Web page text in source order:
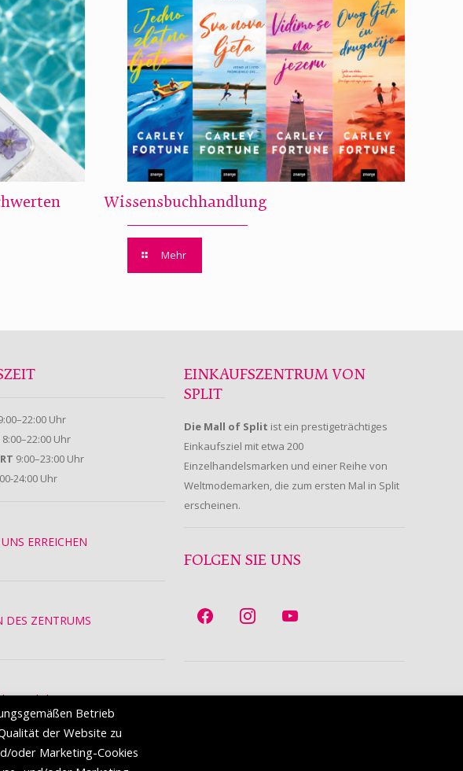
Wissensbuchhandlung
Mehr
Uhr
8:00–22:00 Uhr
9:00–23:00 Uhr
24:00 Uhr
ERREICHEN
DES ZENTRUMS
EINKAUFSZENTRUM VON
SPLIT
Die Mall of Split ist ein prestigeträchtiges
Einkaufsziel mit etwa 200
Einzelhandelsmarken und einer Reihe von
Weltmodemarken, die zum ersten Mal in Split
erscheinen.
FOLGEN SIE UNS
Betrieb
der Website zu
oder Marketing-Cookies